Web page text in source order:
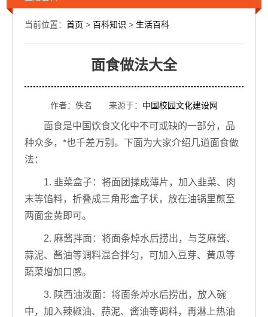
当前位置： 首页 > 百科知识 > 生活百科
面食做法大全
作者：佚名 来源于： 中国校园文化建设网
面食是中国饮食文化中不可或缺的一部分，品
种众多，*也千差万别。下面为大家介绍几道面食做
法：
1. 韭菜盒子：将面团揉成薄片，加入韭菜、肉
末等馅料，折叠成三角形盒子状，放在油锅里煎至
两面金黄即可。
2. 麻酱拌面：将面条焯水后捞出，与芝麻酱、
蒜泥、酱油等调料混合拌匀，可加入豆芽、黄瓜等
蔬菜增加口感。
3. 陕西油泼面：将面条焯水后捞出，放入碗
中，加入辣椒油、蒜泥、酱油等调料，再淋上热油